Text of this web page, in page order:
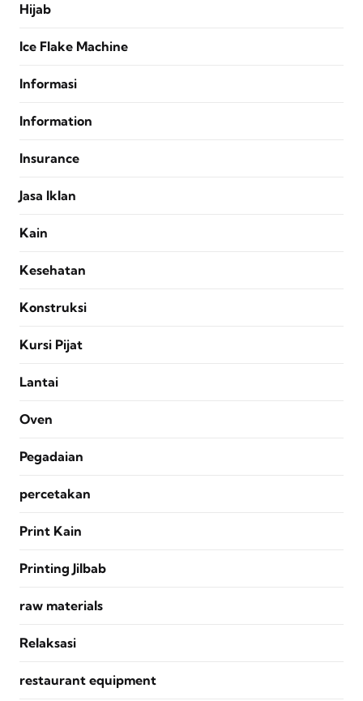
Hijab
Ice Flake Machine
Informasi
Information
Insurance
Jasa Iklan
Kain
Kesehatan
Konstruksi
Kursi Pijat
Lantai
Oven
Pegadaian
percetakan
Print Kain
Printing Jilbab
raw materials
Relaksasi
restaurant equipment